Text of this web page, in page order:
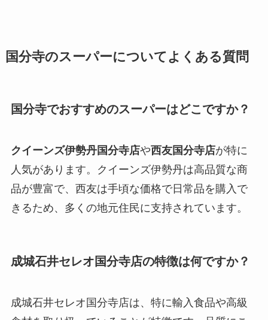
国分寺のスーパーについてよくある質問
国分寺でおすすめのスーパーはどこですか？
クイーンズ伊勢丹国分寺店や西友国分寺店が特に
人気があります。クイーンズ伊勢丹は高品質な商
品が豊富で、西友は手頃な価格で日常品を購入で
きるため、多くの地元住民に支持されています。
成城石井セレオ国分寺店の特徴は何ですか？
成城石井セレオ国分寺店は、特に輸入食品や高級